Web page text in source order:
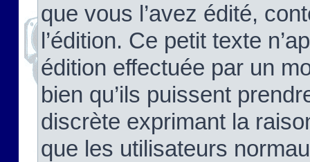
que vous l’avez édité,
l’édition. Ce petit texte
édition effectuée par un
bien qu’ils puissent
discrète exprimant la
que les utilisateurs